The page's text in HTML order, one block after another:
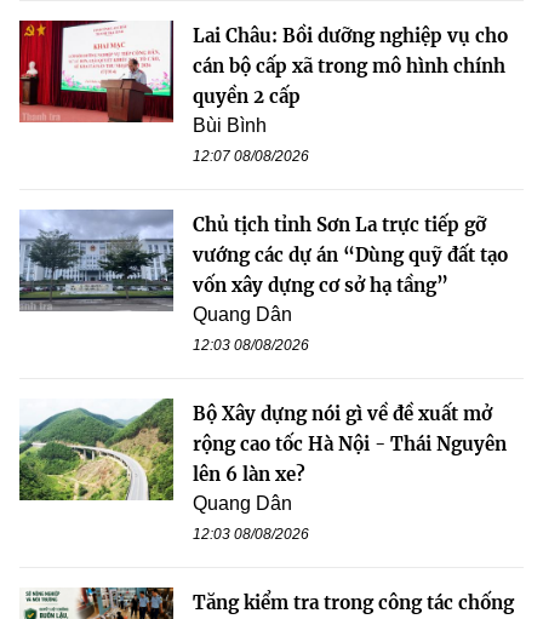
Lai Châu: Bồi dưỡng nghiệp vụ cho
cán bộ cấp xã trong mô hình chính
quyền 2 cấp
Bùi Bình
12:07 08/08/2026
Chủ tịch tỉnh Sơn La trực tiếp gỡ
vướng các dự án “Dùng quỹ đất tạo
vốn xây dựng cơ sở hạ tầng”
Quang Dân
12:03 08/08/2026
Bộ Xây dựng nói gì về đề xuất mở
rộng cao tốc Hà Nội - Thái Nguyên
lên 6 làn xe?
Quang Dân
12:03 08/08/2026
Tăng kiểm tra trong công tác chống